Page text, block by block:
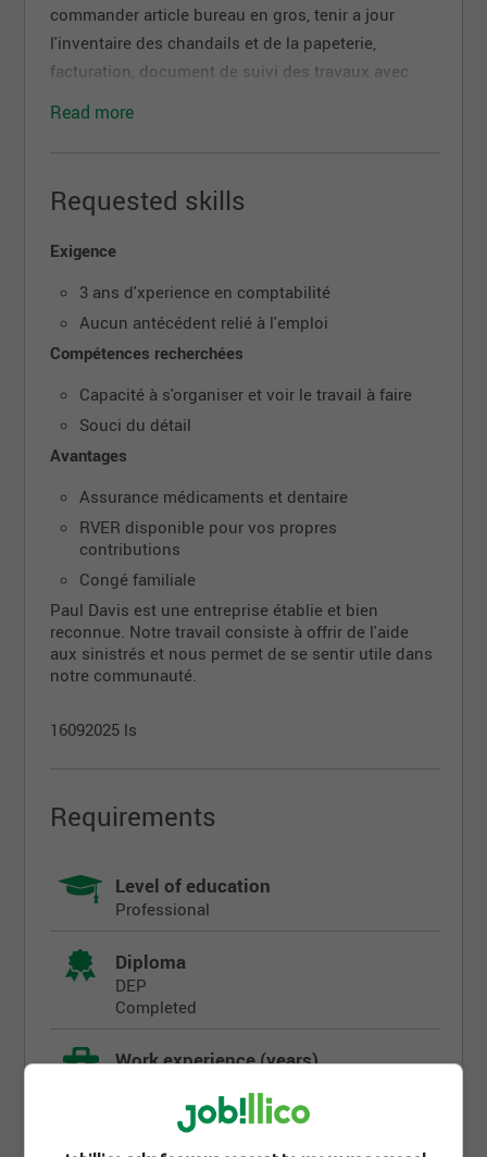
commander article bureau en gros, tenir a jour
l'inventaire des chandails et de la papeterie,
facturation, document de suivi des travaux avec
Read more
Requested skills
Exigence
3 ans d'xperience en comptabilité
Aucun antécédent relié à l'emploi
Compétences recherchées
Capacité à s'organiser et voir le travail à faire
Souci du détail
Avantages
Assurance médicaments et dentaire
RVER disponible pour vos propres
contributions
Congé familiale
Paul Davis est une entreprise établie et bien
reconnue. Notre travail consiste à offrir de l'aide
aux sinistrés et nous permet de se sentir utile dans
notre communauté.
16092025 ls
Requirements
Level of education
Professional
Diploma
DEP
Completed
Work experience (years)
Written languages